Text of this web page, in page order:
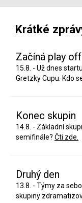
Krátké
Začíná play off
15.8. - Už dnes
Gretzky Cupu. Kdo
Konec skupin
14.8. - Základní
semifinále? Čti zde.
Druhý den
13.8. - Týmy za
skupiny